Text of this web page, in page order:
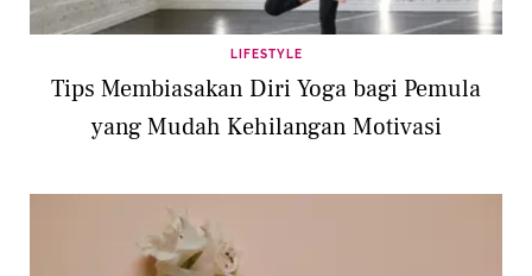
LIFESTYLE
Tips Membiasakan Diri Yoga bagi Pemula
yang Mudah Kehilangan Motivasi